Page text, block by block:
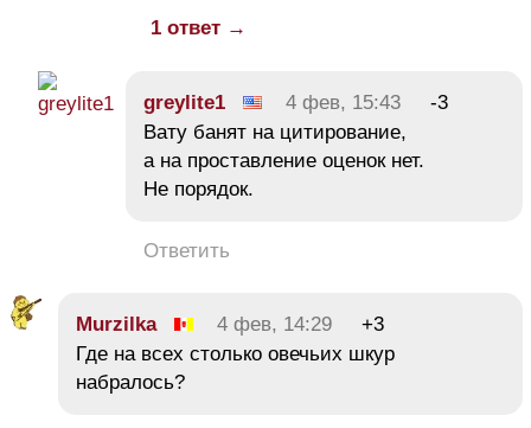
1 ответ →
greylite1 4 фев, 15:43
-3
Вату банят на цитирование,
а на проставление оценок нет.
Не порядок.
Ответить
Murzilka 4 фев, 14:29
+3
Где на всех столько овечьих шкур
набралось?